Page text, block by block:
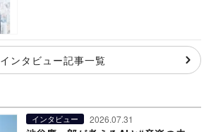
インタビュー記事一覧
インタビュー 2026.07.31